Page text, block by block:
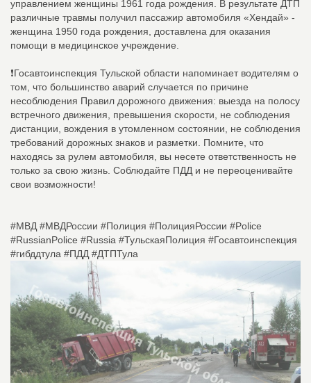
управлением женщины 1961 года рождения. В результате ДТП
различные травмы получил пассажир автомобиля «Хендай» -
женщина 1950 года рождения, доставлена для оказания
помощи в медицинское учреждение.
❗Госавтоинспекция Тульской области напоминает водителям о
том, что большинство аварий случается по причине
несоблюдения Правил дорожного движения: выезда на полосу
встречного движения, превышения скорости, не соблюдения
дистанции, вождения в утомленном состоянии, не соблюдения
требований дорожных знаков и разметки. Помните, что
находясь за рулем автомобиля, вы несете ответственность не
только за свою жизнь. Соблюдайте ПДД и не переоценивайте
свои возможности!
#МВД #МВДРоссии #Полиция #ПолицияРоссии #Police
#RussianPolice #Russia #ТульскаяПолиция #Госавтоинспекция
#гибддтула #ПДД #ДТПТула